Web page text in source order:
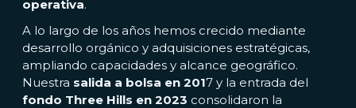
operativa.
A lo largo de los años hemos crecido mediante
desarrollo orgánico y adquisiciones estratégicas,
ampliando capacidades y alcance geográfico.
Nuestra salida a bolsa en 2017 y la entrada del
fondo Three Hills en 2023 consolidaron la